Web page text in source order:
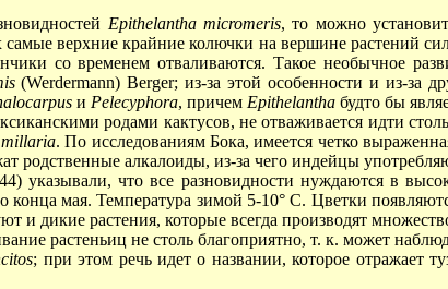
Epithelantha micromeris, то можно
верхние крайние колючки на вершине растений
со временем отваливаются. Такое необычное
(Werdermann) Berger; из-за этой особенности и из-за
и Pelecyphora, причем Epithelantha будто бы
родами кактусов, не отваживается идти
. По исследованиям Бока, имеется четко
родственные алкалоиды, из-за чего индейцы
указывали, что все разновидности нуждаются в
конца мая. Температура зимой 5-10° С. Цветки
и дикие растения, которые всегда производят
растеньиц не столь благоприятно, т. к. может
; при этом речь идет о названии, которое отражает